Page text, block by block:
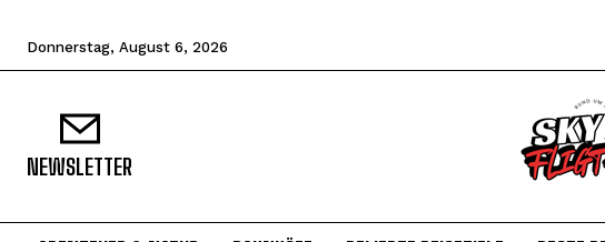
Donnerstag, August 6, 2026
NEWSLETTER